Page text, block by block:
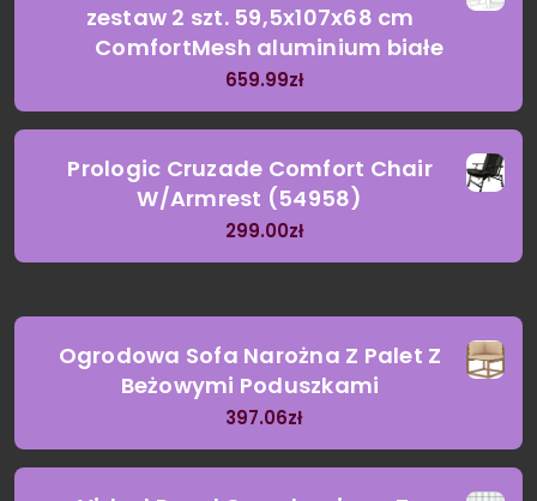
zestaw 2 szt. 59,5x107x68 cm
ComfortMesh aluminium białe
659.99zł
Prologic Cruzade Comfort Chair
W/Armrest (54958)
299.00zł
Ogrodowa Sofa Narożna Z Palet Z
Beżowymi Poduszkami
397.06zł